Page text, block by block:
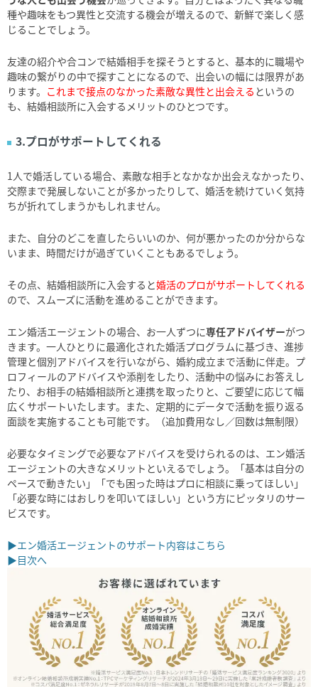
種や趣味をもつ異性と交流する機会が増えるので、新鮮で楽しく感
じることでしょう。
友達の紹介や合コンで結婚相手を探そうとすると、基本的に職場や
趣味の繋がりの中で探すことになるので、出会いの幅には限界があ
ります。 これまで接点のなかった素敵な異性と出会える というの
も、結婚相談所に入会するメリットのひとつです。
3.プロがサポートしてくれる
1人で婚活している場合、素敵な相手となかなか出会えなかったり、
交際まで発展しないことが多かったりして、婚活を続けていく気持
ちが折れてしまうかもしれません。
また、自分のどこを直したらいいのか、何が悪かったのか分からな
いまま、時間だけが過ぎていくこともあるでしょう。
その点、結婚相談所に入会すると婚活のプロがサポートしてくれる
ので、スムーズに活動を進めることができます。
エン婚活エージェントの場合、お一人ずつに専任アドバイザーがつ
きます。一人ひとりに最適化された婚活プログラムに基づき、進捗
管理と個別アドバイスを行いながら、婚約成立まで活動に伴走。プ
ロフィールのアドバイスや添削をしたり、活動中の悩みにお答えし
たり、お相手の結婚相談所と連携を取ったりと、ご要望に応じて幅
広くサポートいたします。また、定期的にデータで活動を振り返る
面談を実施することも可能です。（追加費用なし／回数は無制限）
必要なタイミングで必要なアドバイスを受けられるのは、エン婚活
エージェントの大きなメリットといえるでしょう。「基本は自分の
ペースで動きたい」「でも困った時はプロに相談に乗ってほしい」
「必要な時にはおしりを叩いてほしい」という方にピッタリのサー
ビスです。
▶エン婚活エージェントのサポート内容はこちら
▶目次へ